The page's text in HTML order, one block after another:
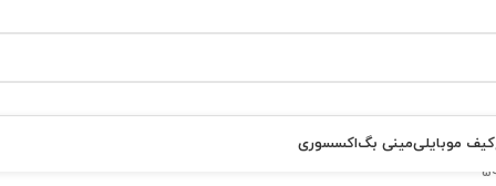
کیف موبایلیمینی بگاکسسوری